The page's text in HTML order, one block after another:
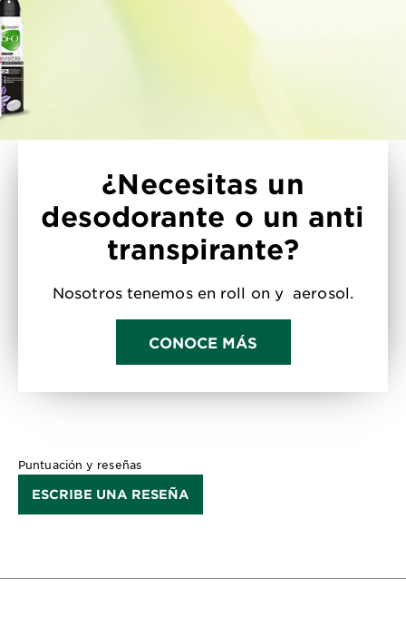
¿Necesitas un
desodorante o un anti
transpirante?
Nosotros tenemos en roll on y aerosol.
CONOCE MÁS
Puntuación y reseñas
ESCRIBE UNA RESEÑA